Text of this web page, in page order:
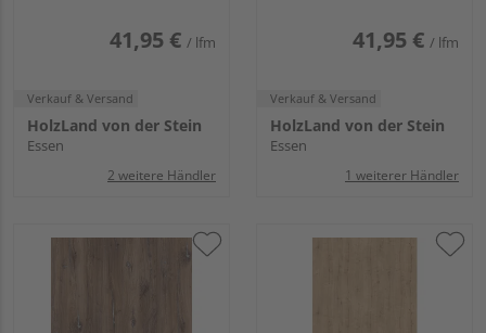
41,95 € / lfm
Verkauf & Versand
HolzLand von der Stein
Essen
2 weitere Händler
41,95 € / lfm
Verkauf & Versand
HolzLand von der Stein
Essen
1 weiterer Händler